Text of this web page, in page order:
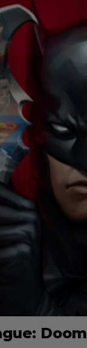
Doom